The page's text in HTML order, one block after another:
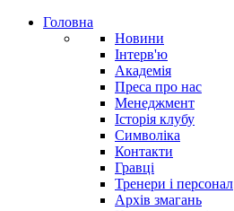
Головна
Новини
Інтерв'ю
Академія
Преса про нас
Менеджмент
Історія клубу
Символіка
Контакти
Гравці
Тренери і персонал
Архів змагань